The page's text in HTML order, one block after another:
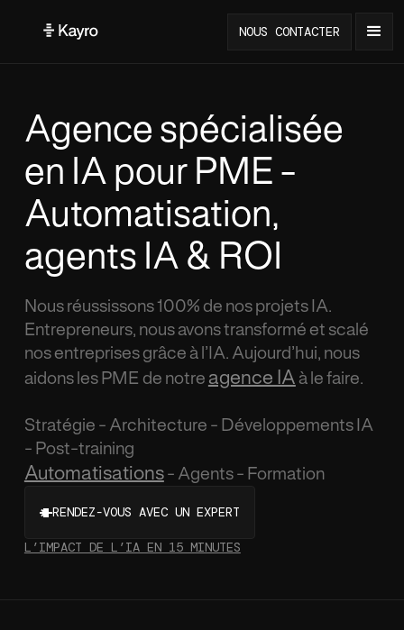
NOUS CONTACTER
Agence spécialisée
en IA pour PME -
Automatisation,
agents IA & ROI
Nous réussissons 100% de nos projets IA.
Entrepreneurs, nous avons transformé et scalé
nos entreprises grâce à l’IA. Aujourd’hui, nous
aidons les PME de notre agence IA à le faire.
Stratégie - Architecture - Développements IA
- Post-training
Automatisations- Agents - Formation
RENDEZ-VOUS AVEC UN EXPERT
L’IMPACT DE L’IA EN 15 MINUTES